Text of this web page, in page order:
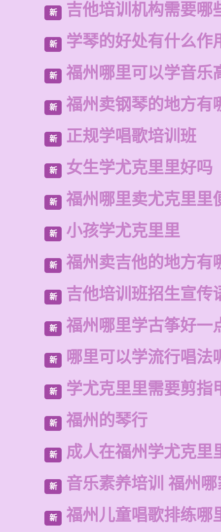
新 吉他培训机构需要哪
新 学琴的好处有什么作
新 福州哪里可以学音乐
新 福州卖钢琴的地方有
新 正规学唱歌培训班
新 女生学尤克里里好吗
新 福州哪里卖尤克里里
新 小孩学尤克里里
新 福州卖吉他的地方有
新 吉他培训班招生宣传
新 福州哪里学古筝好一
新 哪里可以学流行唱法
新 学尤克里里需要剪指
新 福州的琴行
新 成人在福州学尤克里
新 音乐素养培训 福州
新 福州儿童唱歌排练哪